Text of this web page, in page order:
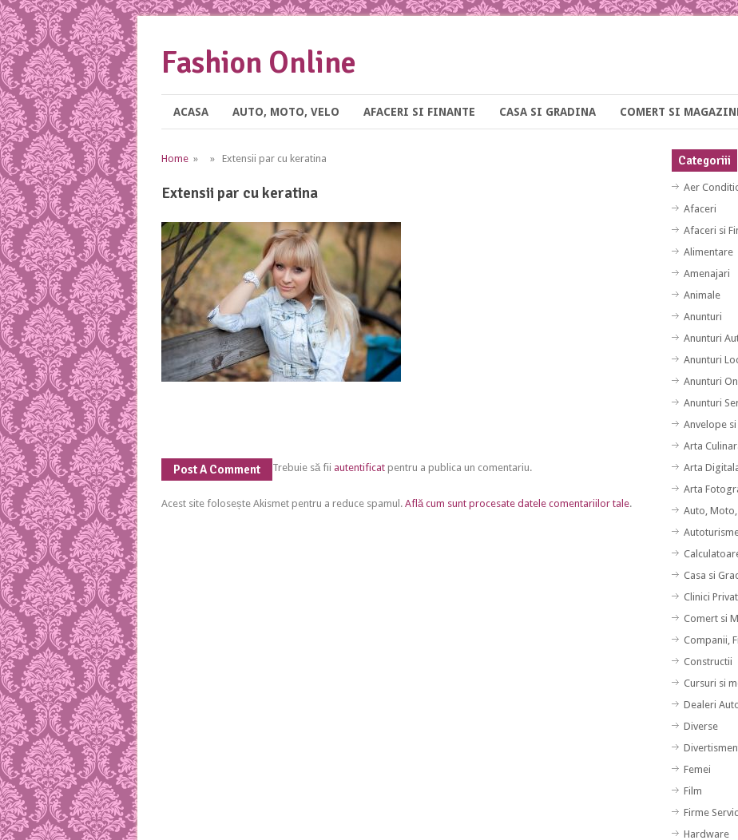
Fashion Online
ACASA AUTO, MOTO, VELO AFACERI SI FINANTE CASA SI GRADINA COMERT SI
Home » » Extensii par cu keratina
Extensii par cu keratina
Post A Comment Trebuie să fii autentificat pentru a publica un comentariu.
Acest site folosește Akismet pentru a reduce spamul. Află cum sunt procesate datele comentariilor tale.
Categoriii
Aer
Afaceri
Afaceri si
Alimentare
Amenajari
Animale
Anunturi
Anunturi
Anunturi
Anunturi
Anunturi
Anvelope si
Arta
Arta
Arta
Auto, Moto,
Casa si
Clinici
Comert si
Companii,
Constructii
Cursuri si
Dealeri
Diverse
Femei
Film
Firme
Hardware